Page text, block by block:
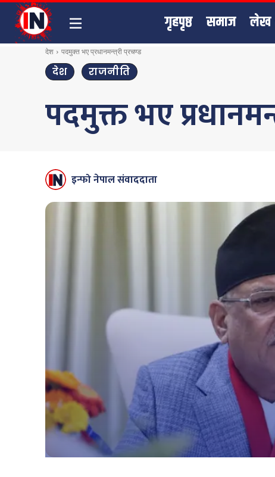
गृहपृष्ठ समाज लेख
देश पदमुक्त भए प्रधानमन्त्री प्रचण्ड
देश राजनीति
पदमुक्त भए
इन्फो नेपाल संवाददाता